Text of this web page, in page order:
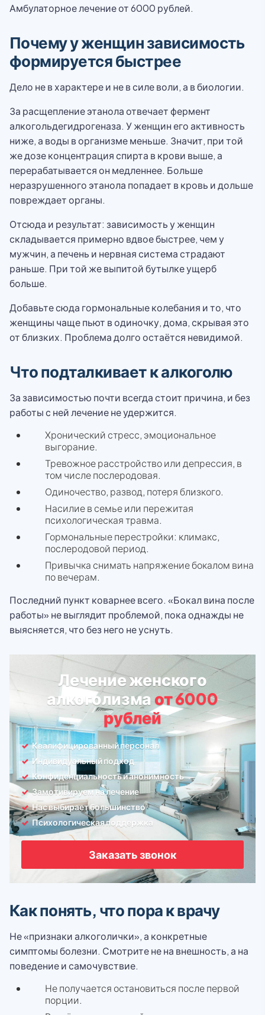
Амбулаторное лечение от 6000 рублей.
Почему у женщин зависимость
формируется быстрее
Дело не в характере и не в силе воли, а в биологии.
За расщепление этанола отвечает фермент
алкогольдегидрогеназа. У женщин его активность
ниже, а воды в организме меньше. Значит, при той
же дозе концентрация спирта в крови выше, а
перерабатывается он медленнее. Больше
неразрушенного этанола попадает в кровь и дольше
повреждает органы.
Отсюда и результат: зависимость у женщин
складывается примерно вдвое быстрее, чем у
мужчин, а печень и нервная система страдают
раньше. При той же выпитой бутылке ущерб
больше.
Добавьте сюда гормональные колебания и то, что
женщины чаще пьют в одиночку, дома, скрывая это
от близких. Проблема долго остаётся невидимой.
Что подталкивает к алкоголю
За зависимостью почти всегда стоит причина, и без
работы с ней лечение не удержится.
Хронический стресс, эмоциональное
выгорание.
Тревожное расстройство или депрессия, в
том числе послеродовая.
Одиночество, развод, потеря близкого.
Насилие в семье или пережитая
психологическая травма.
Гормональные перестройки: климакс,
послеродовой период.
Привычка снимать напряжение бокалом вина
по вечерам.
Последний пункт коварнее всего. «Бокал вина после
работы» не выглядит проблемой, пока однажды не
выясняется, что без него не уснуть.
Лечение женского
алкоголизма от 6000
рублей
Квалифицированный персонал
Индивидуальный подход
Конфиденциальность и анонимность
Замотивируем на лечение
Нас выбирает большинство
Психологическая поддержка
Заказать звонок
Как понять, что пора к врачу
Не «признаки алкоголички», а конкретные
симптомы болезни. Смотрите не на внешность, а на
поведение и самочувствие.
Не получается остановиться после первой
порции.